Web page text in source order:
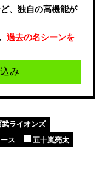
、独自の高機能が
過去の名シーンを
み
武ライオンズ
ス
五十嵐亮太